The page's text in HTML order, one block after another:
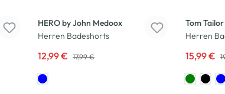
HERO by John Medoox
Herren Badeshorts
12,99 € 17,99 €
Tom Tailor
Herren
15,99 €